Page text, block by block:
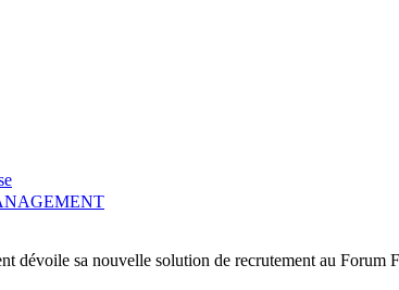
dévoile sa nouvelle solution de recrutement au Forum